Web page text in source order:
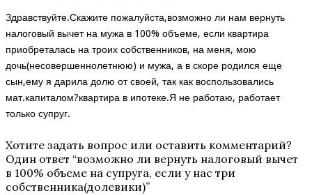
Здравствуйте.Скажите пожалуйста,возможно ли нам вернуть
налоговый вычет на мужа в 100% объеме, если квартира
приобреталась на троих собственников, на меня, мою
дочь(несовершеннолетнюю) и мужа, а в скоре родился еще
сын,ему я дарила долю от своей, так как воспользовались
мат.капиталом?квартира в ипотеке.Я не работаю, работает
только супруг.
Хотите задать вопрос или оставить комментарий?
Один ответ “возможно ли вернуть налоговый вычет
в 100% объеме на супруга, если у нас три
собственника(долевики)”